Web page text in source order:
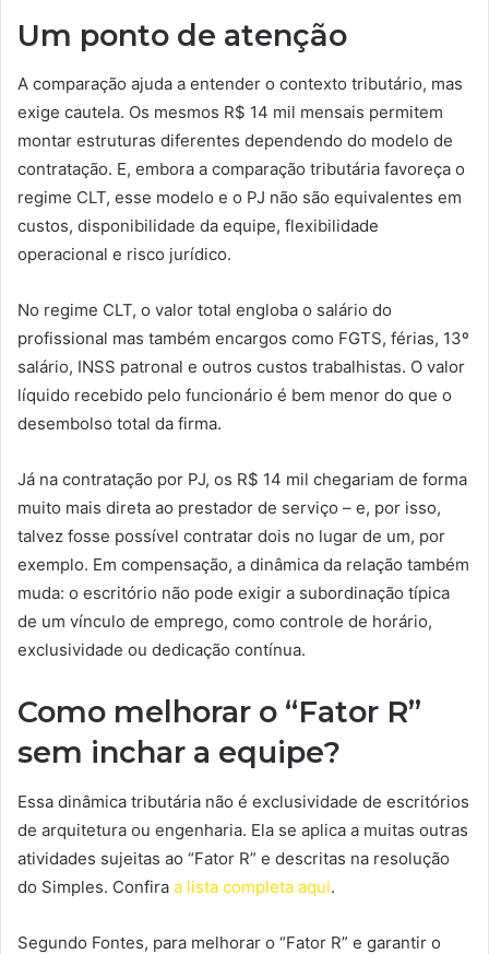
Um ponto de atenção
A comparação ajuda a entender o contexto tributário, mas
exige cautela. Os mesmos R$ 14 mil mensais permitem
montar estruturas diferentes dependendo do modelo de
contratação. E, embora a comparação tributária favoreça o
regime CLT, esse modelo e o PJ não são equivalentes em
custos, disponibilidade da equipe, flexibilidade
operacional e risco jurídico.
No regime CLT, o valor total engloba o salário do
profissional mas também encargos como FGTS, férias, 13º
salário, INSS patronal e outros custos trabalhistas. O valor
líquido recebido pelo funcionário é bem menor do que o
desembolso total da firma.
Já na contratação por PJ, os R$ 14 mil chegariam de forma
muito mais direta ao prestador de serviço – e, por isso,
talvez fosse possível contratar dois no lugar de um, por
exemplo. Em compensação, a dinâmica da relação também
muda: o escritório não pode exigir a subordinação típica
de um vínculo de emprego, como controle de horário,
exclusividade ou dedicação contínua.
Como melhorar o “Fator R”
sem inchar a equipe?
Essa dinâmica tributária não é exclusividade de escritórios
de arquitetura ou engenharia. Ela se aplica a muitas outras
atividades sujeitas ao “Fator R” e descritas na resolução
do Simples. Confira a lista completa aqui.
Segundo Fontes, para melhorar o “Fator R” e garantir o